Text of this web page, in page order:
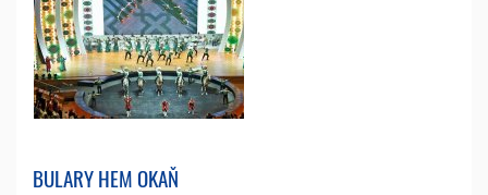
BULARY HEM OKAŇ